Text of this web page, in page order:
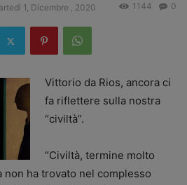
1, Dicembre , 2020 0
1144
Vittorio da Rios, ancora ci
fa riflettere sulla nostra
“civiltà”.
“Civiltà, termine molto
non ha trovato nel complesso